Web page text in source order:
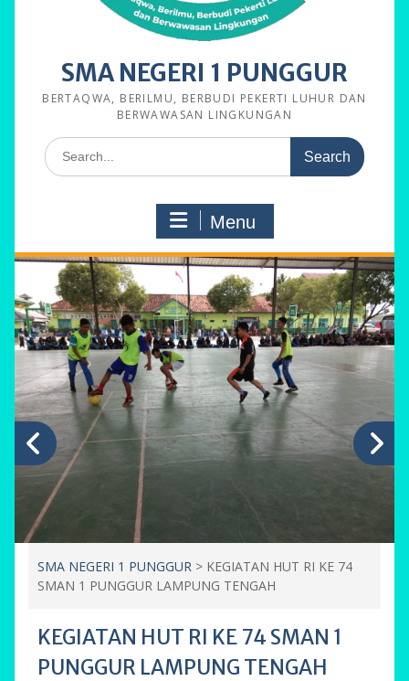
SMA NEGERI 1 PUNGGUR
BERTAQWA, BERILMU, BERBUDI PEKERTI LUHUR DAN
BERWAWASAN LINGKUNGAN
Search
for:
Menu
SMA NEGERI 1 PUNGGUR > KEGIATAN HUT RI KE 74
SMAN 1 PUNGGUR LAMPUNG TENGAH
KEGIATAN HUT RI KE 74 SMAN 1
PUNGGUR LAMPUNG TENGAH